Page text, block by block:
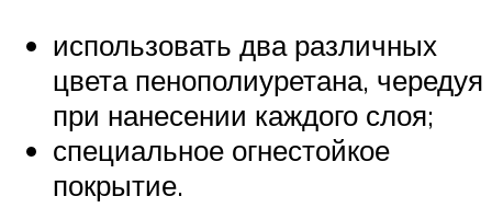
использовать два различных
цвета пенополиуретана, чередуя
при нанесении каждого слоя;
специальное огнестойкое
покрытие.